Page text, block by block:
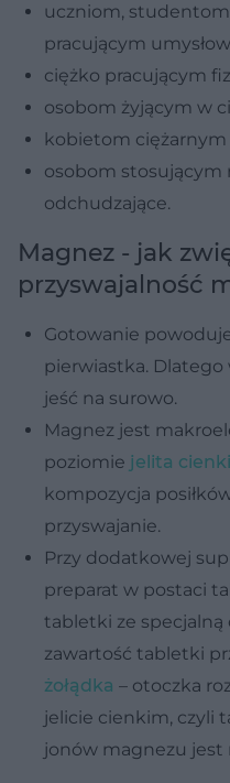
uczniom,
pracującym
ciężko pracującym
osobom żyjącym w
kobietom ciężarnym
osobom
odchudzające.
Magnez - jak
przyswajalność
Gotowanie
pierwiastka. Dlatego
jeść na surowo.
Magnez jest
poziomie jelita
kompozycja
przyswajanie.
Przy dodatkowej
preparat w postaci
tabletki ze specjalną
zawartość tabletki
żołądka – otoczka
jelicie cienkim, czyli
jonów magnezu jest